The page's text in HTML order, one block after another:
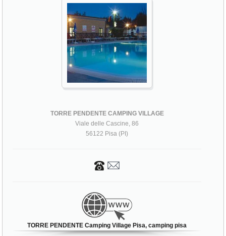
TORRE PENDENTE CAMPING VILLAGE
Viale delle Cascine, 86
56122 Pisa (PI)
TORRE PENDENTE Camping Village Pisa, camping pisa